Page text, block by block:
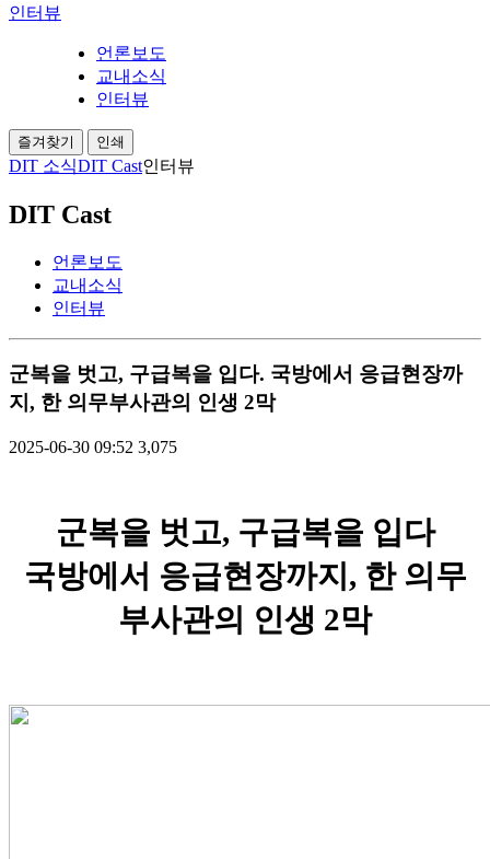
인터뷰
언론보도
교내소식
인터뷰
즐겨찾기 인쇄
DIT 소식DIT Cast인터뷰
DIT Cast
언론보도
교내소식
인터뷰
군복을 벗고, 구급복을 입다. 국방에서 응급현장까
지, 한 의무부사관의 인생 2막
2025-06-30 09:52 3,075
군복을 벗고, 구급복을 입다
국방에서 응급현장까지, 한 의무
부사관의 인생 2막